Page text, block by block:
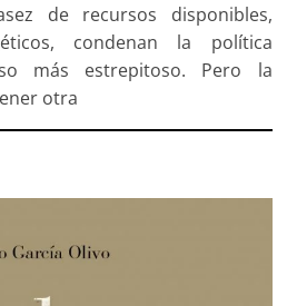
de recursos disponibles,
condenan la política
más estrepitoso. Pero la
otra